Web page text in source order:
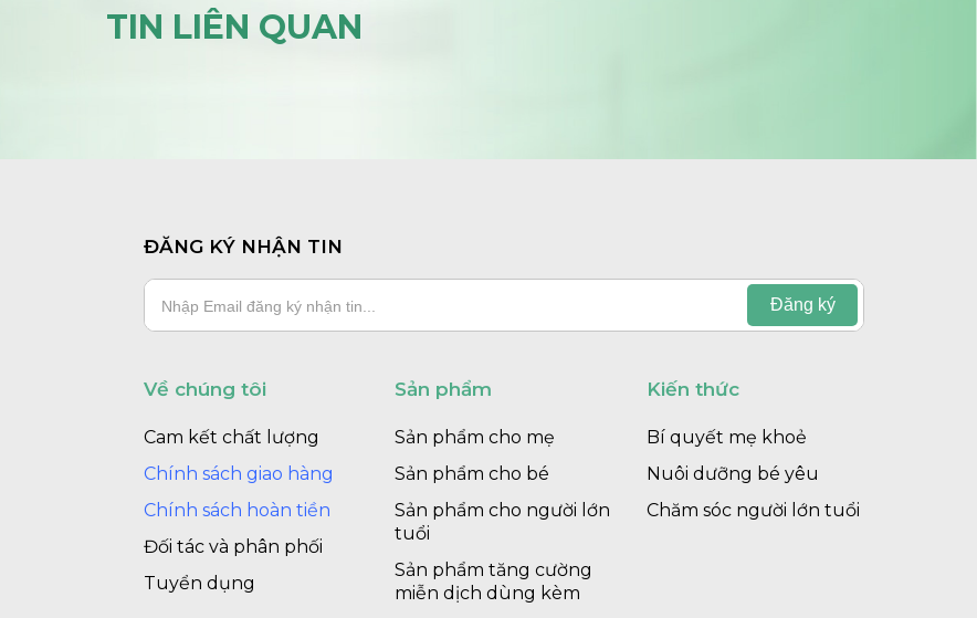
TIN LIÊN QUAN
ĐĂNG KÝ NHẬN TIN
Về chúng tôi
Cam kết chất lượng
Chính sách giao hàng
Chính sách hoàn tiền
Đối tác và phân phối
Tuyển dụng
Sản phẩm
Sản phẩm cho mẹ
Sản phẩm cho bé
Sản phẩm cho người lớn
tuổi
Sản phẩm tăng cường
miễn dịch dùng kèm
Kiến thức
Bí quyết mẹ khoẻ
Nuôi dưỡng bé yêu
Chăm sóc người lớn tuổi